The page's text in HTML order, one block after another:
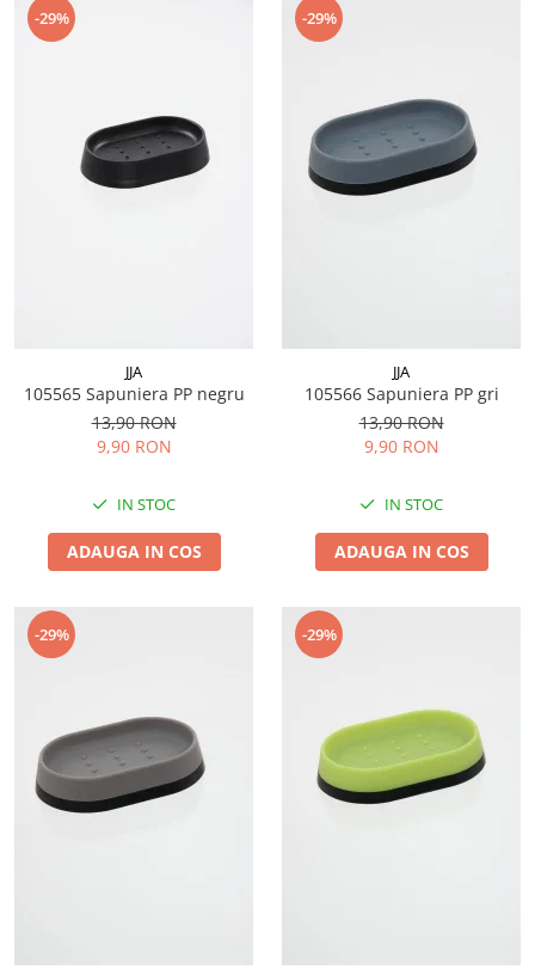
-29%
JJA
105565 Sapuniera PP negru
13,90 RON
9,90 RON
IN STOC
ADAUGA IN COS
-29%
JJA
105566 Sapuniera PP gri
13,90 RON
9,90 RON
IN STOC
ADAUGA IN COS
-29% -29%